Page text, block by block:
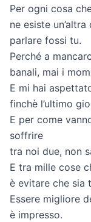
Per ogni cosa
ne esiste
parlare fossi tu.
Perché a
banali, mai i
E mi hai
finchè l’ultimo
E per come
soffrire
tra noi due, non
E tra mille cose
è evitare che sia
Essere migliore
è impresso.